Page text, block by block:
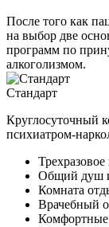
После того как
на выбор две
программ по
алкоголизмом.
Стандарт
Круглосуточный
психиатром-
Общий душ
Комната
Врачебный
Комфортные